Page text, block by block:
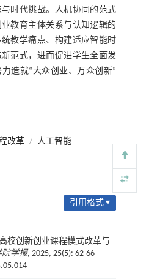
时代挑战。人机协同的范式
教育主体关系与认知逻辑的
教学痛点、构建适应智能时
范式，进而促进学生全面发
造就“大众创业、万众创新”
改革 / 人工智能
引用格式 ▾
校创新创业课程模式改革与
学报, 2025, 25(5): 62-66